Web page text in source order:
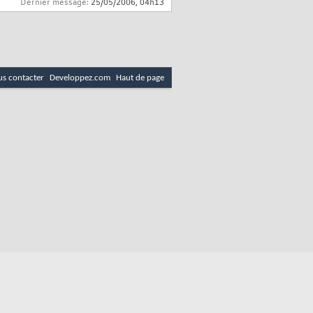
Dernier message: 25/05/2006, 04h13
contacter Developpez.com Haut de page